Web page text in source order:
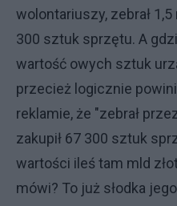
wolontariuszy, zebrał
300 sztuk sprzętu. A
wartość owych sztuk
przecież logicznie
reklamie, że "zebrał
zakupił 67 300 sztuk
wartości ileś tam mld
mówi? To już słodka